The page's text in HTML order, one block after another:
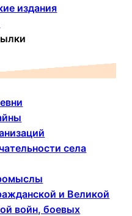
издания
села
и Великой
войн, боевых